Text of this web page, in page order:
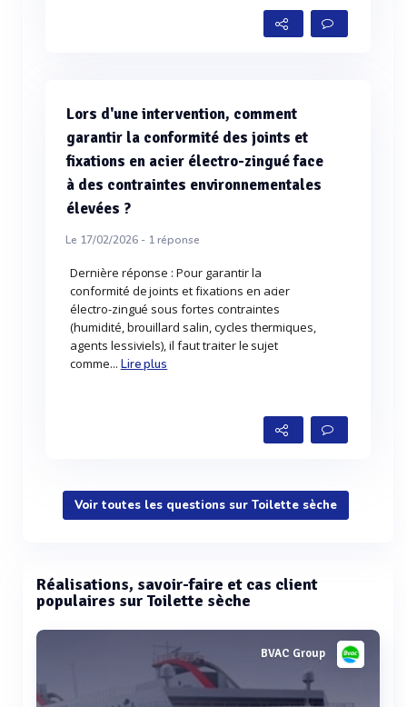
Lors d'une intervention, comment
garantir la conformité des joints et
fixations en acier électro-zingué face
à des contraintes environnementales
élevées ?
Le 17/02/2026 - 1réponse
Dernière réponse : Pour garantir la
conformité de joints et fixations en acier
électro-zingué sous fortes contraintes
(humidité, brouillard salin, cycles thermiques,
agents lessiviels), il faut traiter le sujet
comme... Lire plus
Voir toutes les questions sur Toilette sèche
Réalisations, savoir-faire et cas client
populaires sur Toilette sèche
BVAC Group